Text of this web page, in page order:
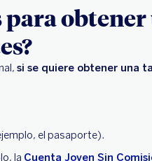
para
si se quiere obtener una
el pasaporte).
la Cuenta Joven Sin